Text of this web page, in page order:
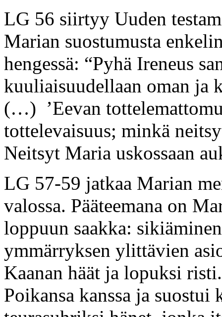
LG 56 siirtyy Uuden
Marian suostumusta
hengessä: “Pyhä Ireneus
kuuliaisuudellaan oman ja
(…) ’Eevan
tottelevaisuus; minkä
Neitsyt Maria uskossaan
LG 57-59 jatkaa Marian
valossa. Pääteemana on
loppuun saakka:
ymmärryksen ylittävien
Kaanan häät ja lopuksi
Poikansa kanssa ja suostui